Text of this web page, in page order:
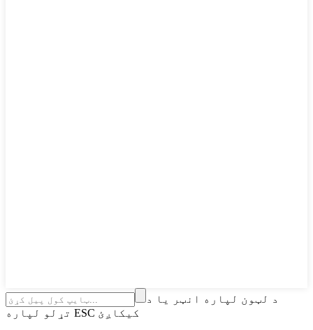
د لټون لپاره انټر یا د
تړلو لپاره ESC کیکاږئ